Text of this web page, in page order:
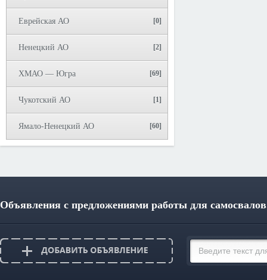
Еврейская АО [0]
Ненецкий АО [2]
ХМАО — Югра [69]
Чукотский АО [1]
Ямало-Ненецкий АО [60]
Объявления с предложениями работы для